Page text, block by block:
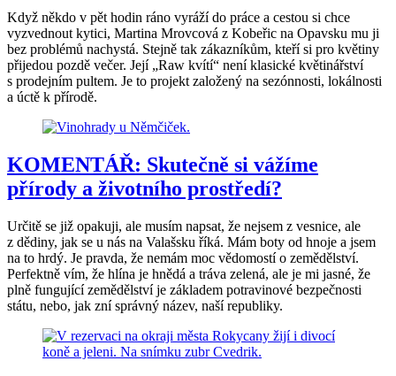
Když někdo v pět hodin ráno vyráží do práce a cestou si chce
vyzvednout kytici, Martina Mrovcová z Kobeřic na Opavsku mu ji
bez problémů nachystá. Stejně tak zákazníkům, kteří si pro květiny
přijedou pozdě večer. Její „Raw kvítí“ není klasické květinářství
s prodejním pultem. Je to projekt založený na sezónnosti, lokálnosti
a úctě k přírodě.
KOMENTÁŘ: Skutečně si vážíme
přírody a životního prostředí?
Určitě se již opakuji, ale musím napsat, že nejsem z vesnice, ale
z dědiny, jak se u nás na Valašsku říká. Mám boty od hnoje a jsem
na to hrdý. Je pravda, že nemám moc vědomostí o zemědělství.
Perfektně vím, že hlína je hnědá a tráva zelená, ale je mi jasné, že
plně fungující zemědělství je základem potravinové bezpečnosti
státu, nebo, jak zní správný název, naší republiky.